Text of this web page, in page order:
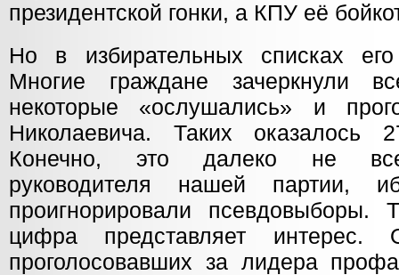
президентской гонки, а КПУ её
Но в избирательных списках
Многие граждане зачеркнули
некоторые «ослушались» и
Николаевича. Таких оказалось
Конечно, это далеко не
руководителя нашей партии,
проигнорировали
цифра представляет
проголосовавших за лидера